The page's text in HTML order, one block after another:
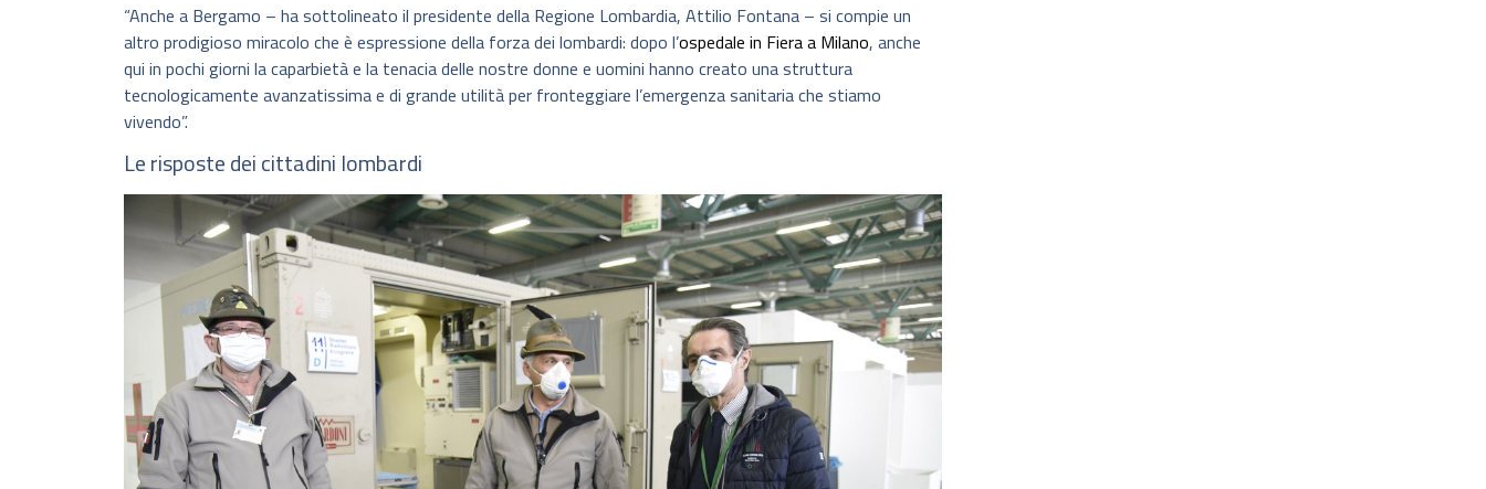
“Anche a Bergamo – ha sottolineato il presidente della Regione Lombardia, Attilio Fontana – si compie un
altro prodigioso miracolo che è espressione della forza dei lombardi: dopo l’ospedale in Fiera a Milano, anche
qui in pochi giorni la caparbietà e la tenacia delle nostre donne e uomini hanno creato una struttura
tecnologicamente avanzatissima e di grande utilità per fronteggiare l’emergenza sanitaria che stiamo
vivendo”.
Le risposte dei cittadini lombardi